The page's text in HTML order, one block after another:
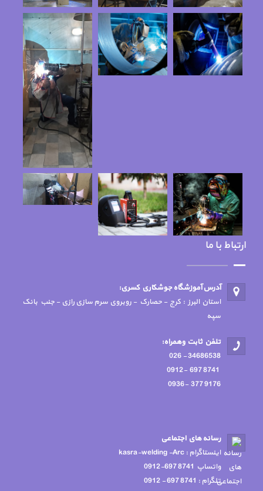
ارتباط با ما
آدرس آموزشگاه جوشكاري كسري:
استان البرز : کرج - حصارک - روبروی سرم سازی رازی - جنب بانک
سپه
تلفن ثابت وهمراه:
34686538 - 026
9176 377 -0936
رسانه هاي اجتماعي
اينستاگرام : kasra-welding -Arc
واتساپ 8741 697-0912
تلگرام : 8741 697 - 0912